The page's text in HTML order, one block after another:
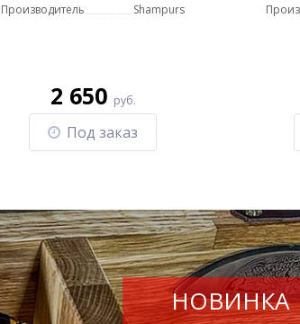
Производитель
Shampurs
2 650 руб.
Под заказ
НОВИНКА